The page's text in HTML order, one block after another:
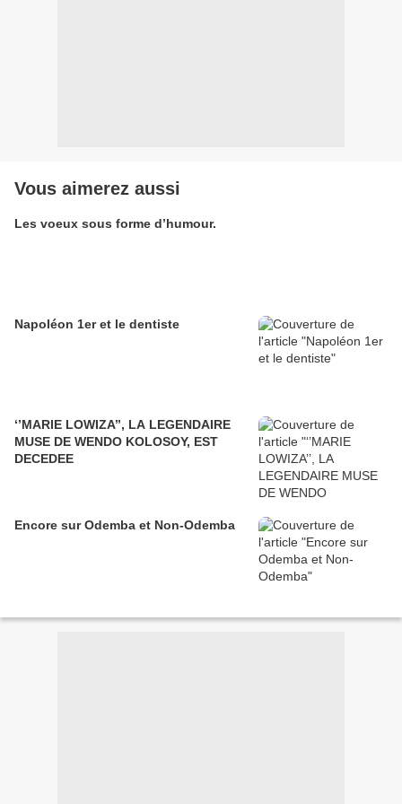
Vous aimerez aussi
Les voeux sous forme d’humour.
Napoléon 1er et le dentiste
‘’MARIE LOWIZA’’, LA LEGENDAIRE
MUSE DE WENDO KOLOSOY, EST
DECEDEE
Encore sur Odemba et Non-Odemba